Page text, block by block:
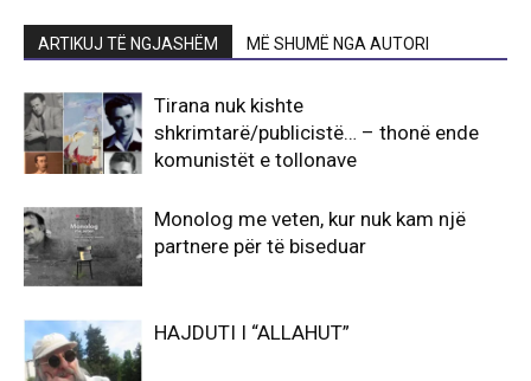
ARTIKUJ TË NGJASHËM MË SHUMË NGA AUTORI
Tirana nuk kishte
shkrimtarë/publicistë… – thonë ende
komunistët e tollonave
Monolog me veten, kur nuk kam një
partnere për të biseduar
HAJDUTI I “ALLAHUT”